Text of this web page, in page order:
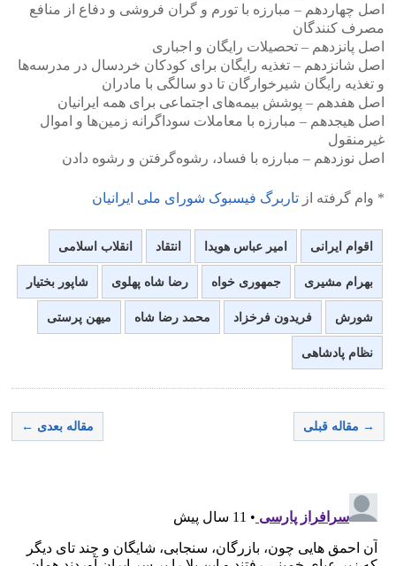
اصل چهاردهم – مبارزه با تورم و گران فروشی و دفاع از منافع
مصرف کنندگان
اصل پانزدهم – تحصیلات رایگان و اجباری
اصل شانزدهم – تغذیه رایگان برای کودکان خردسال در مدرسه‌ها
و تغذیه رایگان شیرخوارگان تا دو سالگی با مادران
اصل هفدهم – پوشش بیمه‌های اجتماعی برای همه ایرانیان
اصل هیجدهم – مبارزه با معاملات سوداگرانه زمین‌ها و اموال
غیرمنقول
اصل نوزدهم – مبارزه با فساد، رشوه‌گرفتن و رشوه‌ دادن
* وام گرفته از تاربرگ فیسبوک شورای ملی ایرانیان
اقوام ایرانی امیر عباس هویدا انتقاد انقلاب اسلامی
بهرام مشیری جمهوری خواه رضا شاه پهلوی شاپور بختیار
شورش فریدون فرخزاد محمد رضا شاه میهن پرستی
نظام پادشاهی
→ مقاله قبلی مقاله بعدی ←